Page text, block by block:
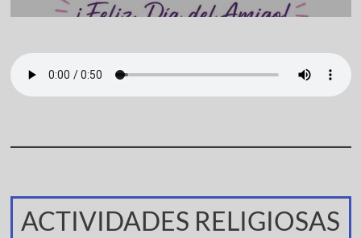
ACTIVIDADES RELIGIOSAS